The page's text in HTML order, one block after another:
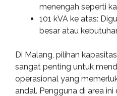
menengah seperti
101 kVA ke atas:
besar atau
Di Malang, pilihan
sangat penting untuk
operasional yang
andal. Pengguna di area